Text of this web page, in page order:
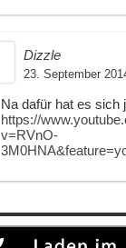
Dizzle
23. September
Na dafür hat es sich
https://
v=RVnO-